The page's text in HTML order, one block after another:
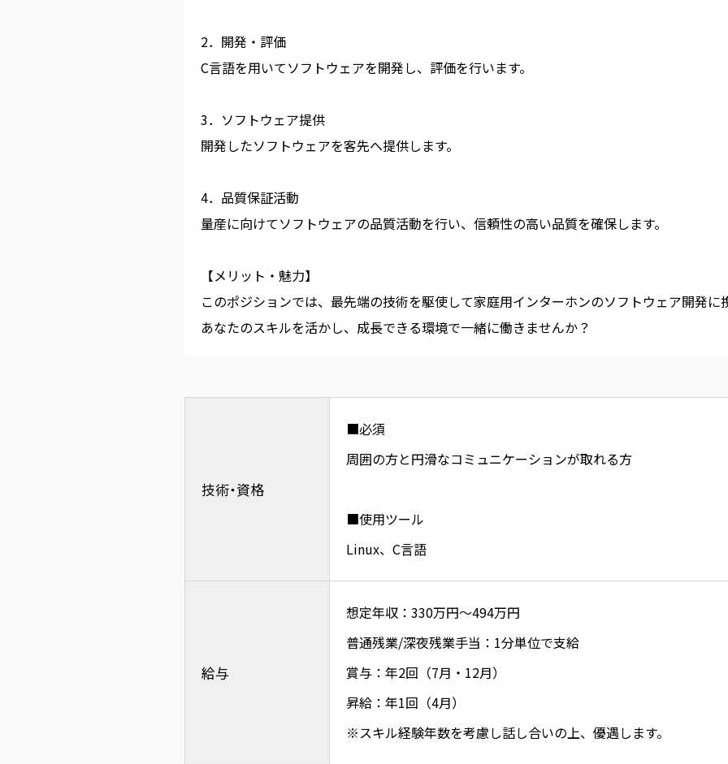
2．開発・評価
C言語を用いてソフトウェアを開発し、評価を行います。
3．ソフトウェア提供
開発したソフトウェアを客先へ提供します。
4．品質保証活動
量産に向けてソフトウェアの品質活動を行い、信頼性の高い品質を確保します。
【メリット・魅力】
このポジションでは、最先端の技術を駆使して家庭用インターホンのソフトウェア開発に
あなたのスキルを活かし、成長できる環境で一緒に働きませんか？
技術・資格
■必須
周囲の方と円滑なコミュニケーションが取れる方
■使用ツール
Linux、C言語
給与
想定年収：330万円～494万円
普通残業/深夜残業手当：1分単位で支給
賞与：年2回（7月・12月）
昇給：年1回（4月）
※スキル経験年数を考慮し話し合いの上、優遇します。